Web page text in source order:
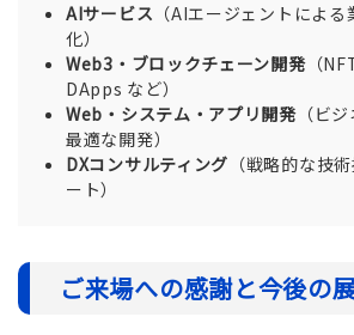
AIサービス （AIエージェントによ
化）
Web3・ブロックチェーン開発（
DApps など）
Web・システム・アプリ開発（ビジ
最適な開発）
DXコンサルティング （戦略的な技
ート）
ご来場への感謝と今後の